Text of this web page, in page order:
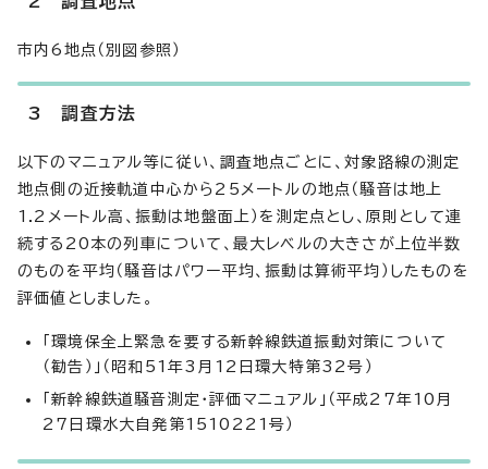
市内6地点（別図参照）
3 調査方法
以下のマニュアル等に従い、調査地点ごとに、対象路線の測定
地点側の近接軌道中心から25メートルの地点（騒音は地上
1.2メートル高、振動は地盤面上）を測定点とし、原則として連
続する20本の列車について、最大レベルの大きさが上位半数
のものを平均（騒音はパワー平均、振動は算術平均）したものを
評価値としました。
「環境保全上緊急を要する新幹線鉄道振動対策について
（勧告）」（昭和51年3月12日環大特第32号）
「新幹線鉄道騒音測定・評価マニュアル」（平成27年10月
27日環水大自発第1510221号）